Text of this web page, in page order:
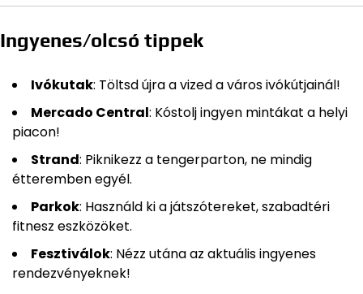
Ingyenes/olcsó tippek
Ivókutak: Töltsd újra a vized a város ivókútjainál!
Mercado Central: Kóstolj ingyen mintákat a helyi
piacon!
Strand: Piknikezz a tengerparton, ne mindig
étteremben egyél.
Parkok: Használd ki a játszótereket, szabadtéri
fitnesz eszközöket.
Fesztiválok: Nézz utána az aktuális ingyenes
rendezvényeknek!